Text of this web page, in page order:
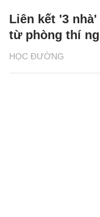
HỌC ĐƯỜNG
Liên kết '3
từ phòng thí